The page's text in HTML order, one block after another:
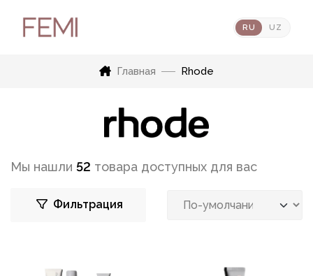
RU UZ
Главная Rhode
Мы нашли 52 товара доступных для вас
Фильтрация